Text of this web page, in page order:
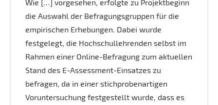
Wie […] vorgesehen, erfolgte zu Projektbeginn
die Auswahl der Befragungsgruppen für die
empirischen Erhebungen. Dabei wurde
festgelegt, die Hochschullehrenden selbst im
Rahmen einer Online-Befragung zum aktuellen
Stand des E-Assessment-Einsatzes zu
befragen, da in einer stichprobenartigen
Voruntersuchung festgestellt wurde, dass es